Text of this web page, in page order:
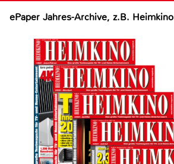
ePaper Jahres-Archive, z.B. Heimkino